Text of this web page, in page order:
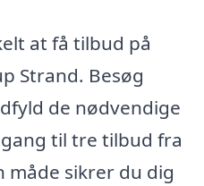
at få tilbud på
Strand. Besøg
de nødvendige
til tre tilbud fra
måde sikrer du dig